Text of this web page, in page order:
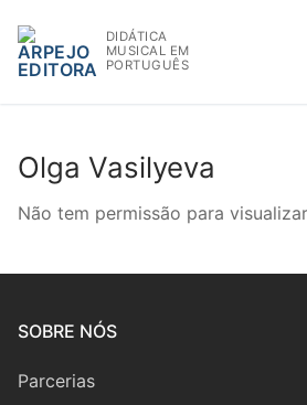
para
conteúdo
DIDÁTICA
MUSICAL EM
PORTUGUÊS
WWW.ARPEJOEDITORA.PT |
Partituras
Madeiras
Olga Vasilyeva
Não tem permissão para
SOBRE NÓS
Parcerias